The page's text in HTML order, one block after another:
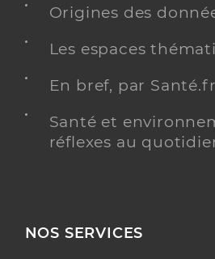
Origines des
Les espaces
En bref, par Santé.fr
Santé et
réflexes au
NOS SERVICES